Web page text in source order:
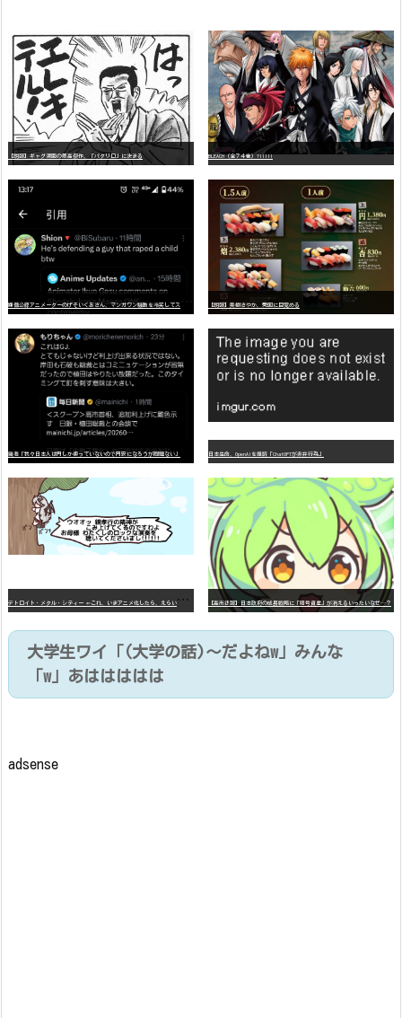
【朗報】ギャグ漫画の最高傑作、「パタリロ」に決まる BLEACH（全７４巻）?!!!!!
【朗報】美樹さやか、愛国に目覚める
識者「我々日本人は円しか使っていないので円安になろうが問題ない」 日本生命、OpenAIを提訴「ChatGPTが非弁行為」
デ
トロイト・メタル・シティー ⇐これ、いまアニメ化したら、えらいことになってたよな？ 【高市悲報】日本政府の成長戦略に「暗号資産」が消えるいったいなぜ…？
大学生ワイ「(大学の話)～だよねw」みんな
「w」あははははは
adsense